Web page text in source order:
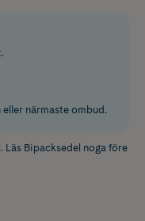
närmaste ombud.
Läs Bipacksedel noga före